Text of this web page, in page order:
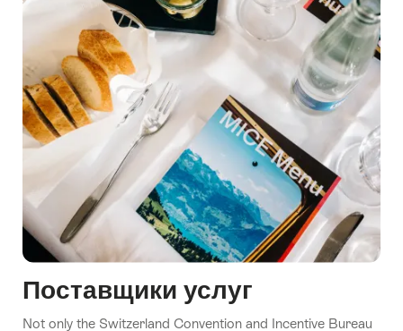
Поставщики услуг
Not only the Switzerland Convention and Incentive Bureau